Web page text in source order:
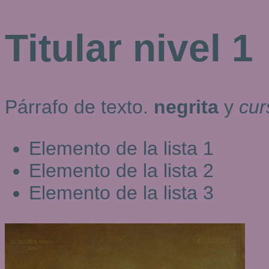
Titular nivel 1
Párrafo de texto. negrita y
Elemento de la lista 1
Elemento de la lista 2
Elemento de la lista 3